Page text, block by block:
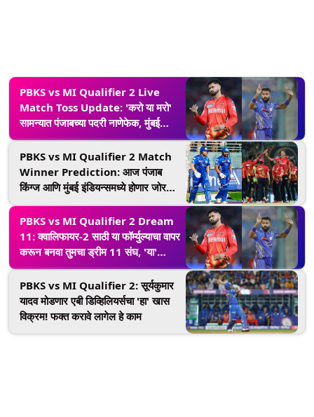
PBKS vs MI Qualifier 2 Live
Match Toss Update: 'करो या मरो'
सामन्यात पंजाबच्या पदरी नाणेफेक, मुंबई
करणार प्रथम फलंदाजी
PBKS vs MI Qualifier 2 Match
Winner Prediction: आज पंजाब
किंग्ज आणि मुंबई इंडियन्समध्ये होणार जोरदार
लढत, सामना सुरू होण्यापूर्वी जाणून घ्या
कोणता संघ जिंकू शकतो
PBKS vs MI Qualifier 2 Dream
11: क्वालिफायर-2 साठी या फॉर्म्युल्याचा वापर
करून बनवा तुमचा ड्रीम 11 संघ, 'या'
खेळाडूंना नक्कीच संघात करा समाविष्ट
PBKS vs MI Qualifier 2: सूर्यकुमार
यादव मोडणार एबी डिव्हिलियर्सचा 'हा' खास
विक्रम! फक्त करावे लागेल हे काम